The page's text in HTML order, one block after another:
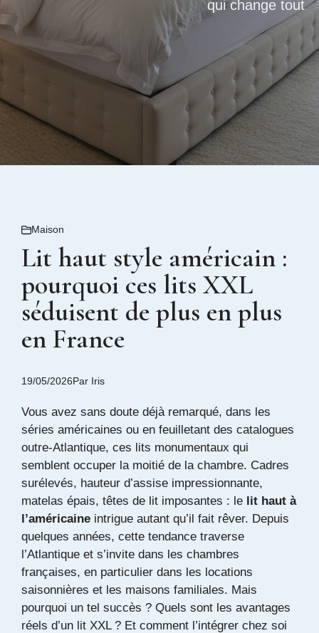
qui change tout
Maison
Lit haut style américain :
pourquoi ces lits XXL
séduisent de plus en plus
en France
19/05/2026Par Iris
Vous avez sans doute déjà remarqué, dans les
séries américaines ou en feuilletant des catalogues
outre-Atlantique, ces lits monumentaux qui
semblent occuper la moitié de la chambre. Cadres
surélevés, hauteur d’assise impressionnante,
matelas épais, têtes de lit imposantes : le lit haut à
l’américaine intrigue autant qu’il fait rêver. Depuis
quelques années, cette tendance traverse
l’Atlantique et s’invite dans les chambres
françaises, en particulier dans les locations
saisonnières et les maisons familiales. Mais
pourquoi un tel succès ? Quels sont les avantages
réels d’un lit XXL ? Et comment l’intégrer chez soi